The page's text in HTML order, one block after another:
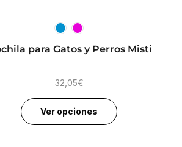
para Gatos y Perros Misti
32,05€
Ver opciones